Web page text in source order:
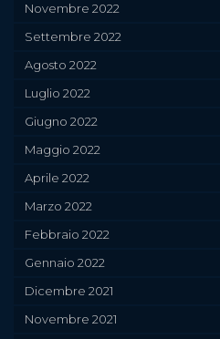
Novembre 2022
Settembre 2022
Agosto 2022
Luglio 2022
Giugno 2022
Maggio 2022
Aprile 2022
Marzo 2022
Febbraio 2022
Gennaio 2022
Dicembre 2021
Novembre 2021